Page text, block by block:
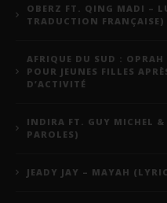
OBERZ FT. QING MADI –
TRADUCTION FRANÇAISE)
AFRIQUE DU SUD : OPRAH
POUR JEUNES FILLES
D’ACTIVITÉ
INDIRA FT. GUY MICHEL
PAROLES)
JEADY JAY – MAYAH